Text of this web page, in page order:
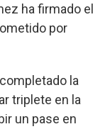
ha firmado el
por
la
triplete en la
un pase en